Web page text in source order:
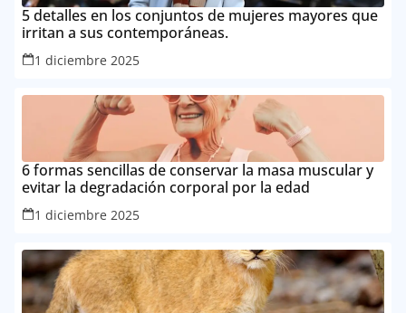
5 detalles en los conjuntos de mujeres mayores que
irritan a sus contemporáneas.
1 diciembre 2025
6 formas sencillas de conservar la masa muscular y
evitar la degradación corporal por la edad
1 diciembre 2025